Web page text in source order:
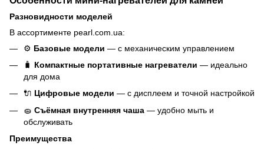
Разновидности моделей
В ассортименте pearl.com.ua:
⚙️ Базовые модели — с механическим управлением
🧳 Компактные портативные нагреватели — идеально
для дома
🔌 Цифровые модели — с дисплеем и точной настройкой
🧽 Съёмная внутренняя чаша — удобно мыть и
обслуживать
Преимущества